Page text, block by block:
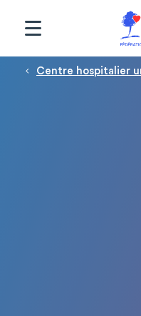
Fil d'Ariane
Centre hospitalier
Panneau de gestion